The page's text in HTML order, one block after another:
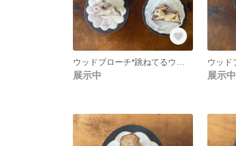
展示中 展示中